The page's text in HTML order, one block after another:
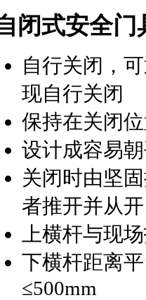
闭式安全
自行关闭，
现自行关闭
保持在关闭
设计成容易
关闭时由坚
者推开并从
上横杆与现
下横杆距离
≤500mm